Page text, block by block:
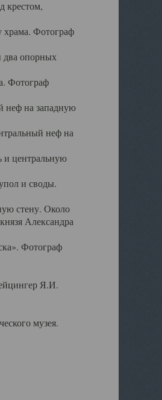
крестом,
Фотограф
опорных
Фотограф
неф на западную
неф на
и центральную
и своды.
стену. Около
Александра
Фотограф
Я.И.
музея.